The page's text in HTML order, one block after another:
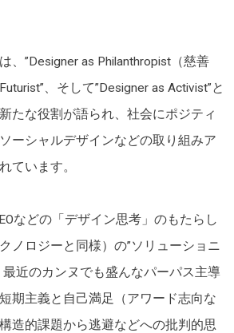
、”Designer as Philanthropist（慈善
、そして”Designer as Activist”と
たな役割が語られ、社会にポジティ
ーシャルデザインなどの取り組みア
ています。
などの「デザイン思考」のもたらし
ノロジーと同様）の”ソリューショニ
最近のカンヌでも盛んなパーパス主導
期主義と自己満足（アワード志向な
造的課題から逃避などへの批判的思